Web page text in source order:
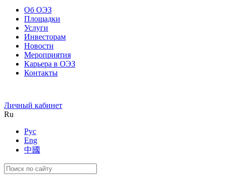
Об ОЭЗ
Площадки
Услуги
Инвесторам
Новости
Мероприятия
Карьера в ОЭЗ
Контакты
Личный кабинет
Ru
Рус
Eng
中國